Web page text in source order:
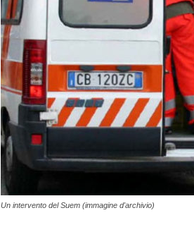
Un intervento del Suem (immagine d'archivio)